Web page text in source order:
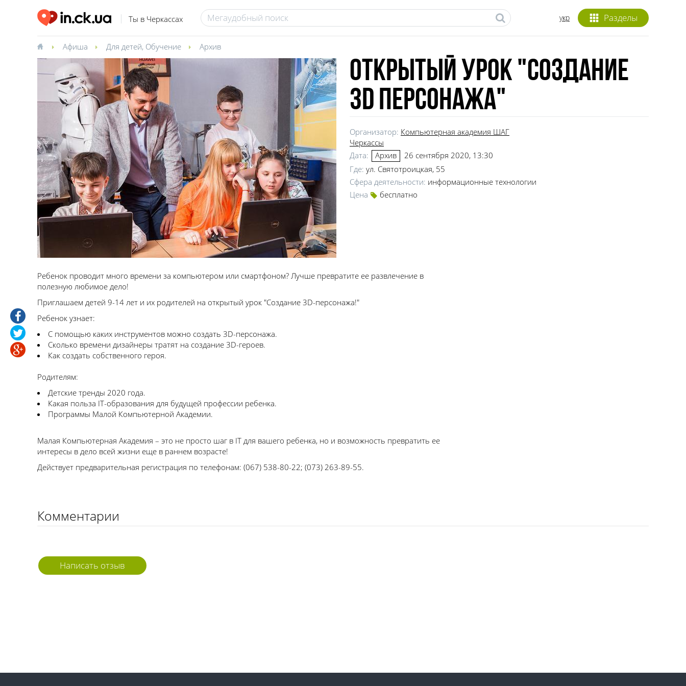
Ты в Черкассах Разделы
укр
Афиша Для детей, Обучение Архив
Открытый урок "Создание
3D персонажа"
Организатор: Компьютерная академия ШАГ
Черкассы
Дата:
Архив
26 сентября 2020, 13:30
Где: ул. Святотроицкая, 55
Сфера деятельности: информационные технологии
Цена
бесплатно
Ребенок проводит много времени за компьютером или смартфоном? Лучше превратите ее развлечение в
полезную любимое дело!
Приглашаем детей 9-14 лет и их родителей на открытый урок "Создание 3D-персонажа!"
Ребенок узнает:
С помощью каких инструментов можно создать 3D-персонажа.
Сколько времени дизайнеры тратят на создание 3D-героев.
Как создать собственного героя.
Родителям:
Детские тренды 2020 года.
Какая польза IT-образования для будущей профессии ребенка.
Программы Малой Компьютерной Академии.
Малая Компьютерная Академия – это не просто шаг в IT для вашего ребенка, но и возможность превратить ее
интересы в дело всей жизни еще в раннем возрасте!
Действует предварительная регистрация по телефонам: (067) 538-80-22; (073) 263-89-55.
Комментарии
Написать отзыв